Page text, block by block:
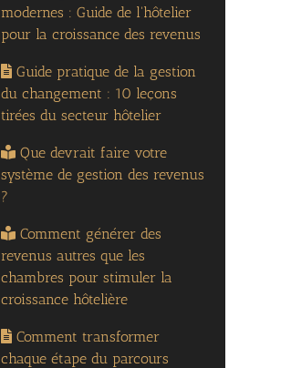
modernes : Guide de l'hôtelier
pour la croissance des revenus
Guide pratique de la gestion
du changement : 10 leçons
tirées du secteur hôtelier
Que devrait faire votre
système de gestion des revenus
?
Comment générer des
revenus autres que les
chambres pour stimuler la
croissance hôtelière
Comment transformer
chaque étape du parcours